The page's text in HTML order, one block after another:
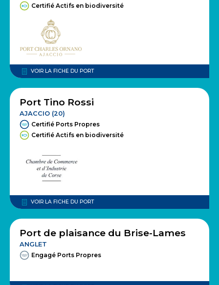
Certifié Actifs en biodiversité
VOIR LA FICHE DU PORT
Port Tino Rossi
AJACCIO (20)
Certifié Ports Propres
Certifié Actifs en biodiversité
VOIR LA FICHE DU PORT
Port de plaisance du Brise-Lames
ANGLET
Engagé Ports Propres